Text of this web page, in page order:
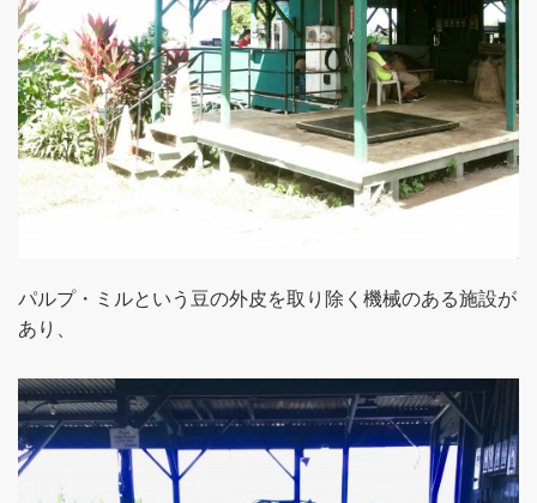
パルプ・ミルという豆の外皮を取り除く機械のある施設が
あり、